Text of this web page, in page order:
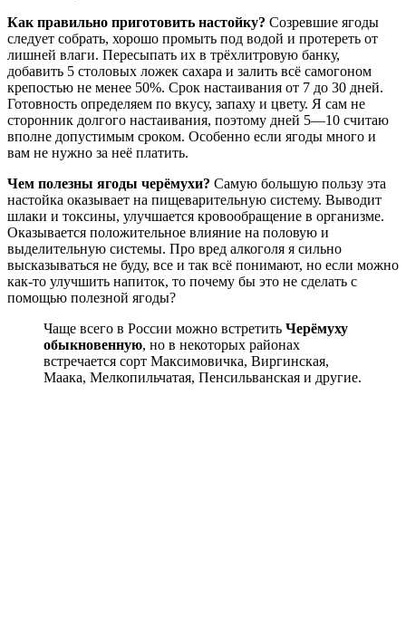
Как правильно приготовить настойку? Созревшие ягоды
следует собрать, хорошо промыть под водой и протереть от
лишней влаги. Пересыпать их в трёхлитровую банку,
добавить 5 столовых ложек сахара и залить всё самогоном
крепостью не менее 50%. Срок настаивания от 7 до 30 дней.
Готовность определяем по вкусу, запаху и цвету. Я сам не
сторонник долгого настаивания, поэтому дней 5—10 считаю
вполне допустимым сроком. Особенно если ягоды много и
вам не нужно за неё платить.
Чем полезны ягоды черёмухи? Самую большую пользу эта
настойка оказывает на пищеварительную систему. Выводит
шлаки и токсины, улучшается кровообращение в организме.
Оказывается положительное влияние на половую и
выделительную системы. Про вред алкоголя я сильно
высказываться не буду, все и так всё понимают, но если можно
как-то улучшить напиток, то почему бы это не сделать с
помощью полезной ягоды?
Чаще всего в России можно встретить Черёмуху
обыкновенную, но в некоторых районах
встречается сорт Максимовичка, Виргинская,
Маака, Мелкопильчатая, Пенсильванская и другие.